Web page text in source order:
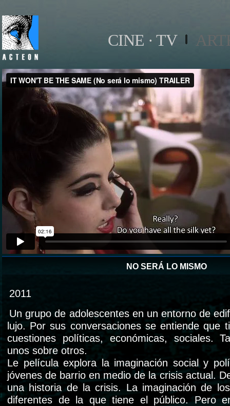
CINE · TV
NO SERÁ LO MISMO
2011
Un grupo de adolescentes en un entorno de
lujo. Por sus conversaciones se entiende que
cuestiones políticas, económicas, sociales.
unos sobre otros.
Le película explora la imaginación social y
jóvenes de barrio en medio de la crisis actual.
una historia de la crisis. La imaginación de
diferentes de la que tiene el público. Pero